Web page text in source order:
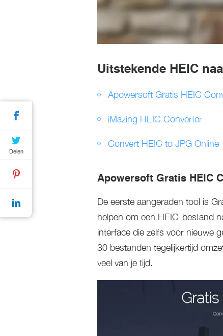
Uitstekende HEIC
Apowersoft Gratis HEIC
iMazing HEIC Converter
Convert HEIC to JPG Online
Apowersoft Gratis HEIC
De eerste aangeraden tool is
helpen om een HEIC-bestand
interface die zelfs voor nieuwe
30 bestanden tegelijkertijd
veel van je tijd.
Delen